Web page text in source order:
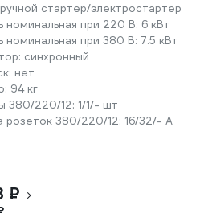
ручной стартер/электростартер
номинальная при 220 В: 6 кВт
номинальная при 380 В: 7.5 кВт
синхронный
нет
94 кг
380/220/12: 1/1/- шт
розеток 380/220/12: 16/32/- А
₽